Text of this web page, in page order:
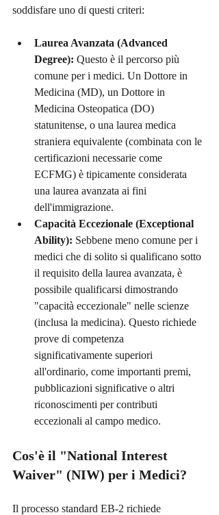
soddisfare uno di questi criteri:
Laurea Avanzata (Advanced
Degree): Questo è il percorso più
comune per i medici. Un Dottore in
Medicina (MD), un Dottore in
Medicina Osteopatica (DO)
statunitense, o una laurea medica
straniera equivalente (combinata con le
certificazioni necessarie come
ECFMG) è tipicamente considerata
una laurea avanzata ai fini
dell'immigrazione.
Capacità Eccezionale (Exceptional
Ability): Sebbene meno comune per i
medici che di solito si qualificano sotto
il requisito della laurea avanzata, è
possibile qualificarsi dimostrando
"capacità eccezionale" nelle scienze
(inclusa la medicina). Questo richiede
prove di competenza
significativamente superiori
all'ordinario, come importanti premi,
pubblicazioni significative o altri
riconoscimenti per contributi
eccezionali al campo medico.
Cos'è il "National Interest
Waiver" (NIW) per i Medici?
Il processo standard EB-2 richiede